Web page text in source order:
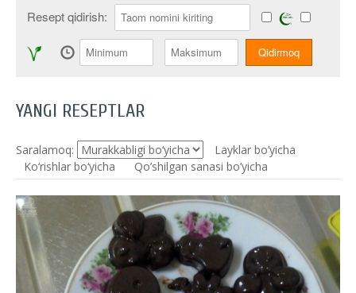
Resept qidirish:
YANGI RESEPTLAR
Saralamoq:
Layklar bo’yicha
Ko‘rishlar bo‘yicha
Qo’shilgan sanasi bo’yicha